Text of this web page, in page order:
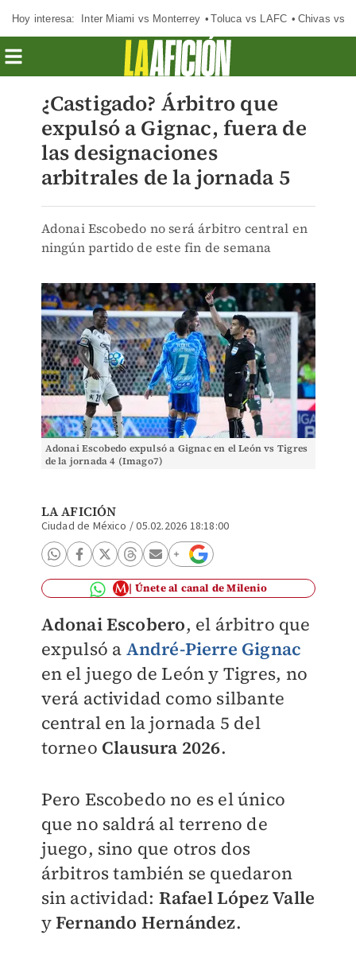
Hoy interesa: Inter Miami vs Monterrey Toluca vs LAFC Chivas vs
¿Castigado? Árbitro que
expulsó a Gignac, fuera de
las designaciones
arbitrales de la jornada 5
Adonai Escobedo no será árbitro central en
ningún partido de este fin de semana
Adonai Escobedo expulsó a Gignac en el León vs Tigres
de la jornada 4 (Imago7)
LA AFICIÓN
Ciudad de México /05.02.2026 18:18:00
Únete al canal de Milenio
Adonai Escobero, el árbitro que
expulsó a André-Pierre Gignac
en el juego de León y Tigres, no
verá actividad como silbante
central en la jornada 5 del
torneo Clausura 2026.
Pero Escobedo no es el único
que no saldrá al terreno de
juego, sino que otros dos
árbitros también se quedaron
sin actividad: Rafael LópezValle
yFernando Hernández.